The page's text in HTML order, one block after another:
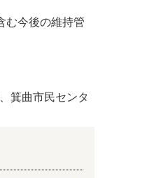
む今後の維持管
箕曲市民センタ